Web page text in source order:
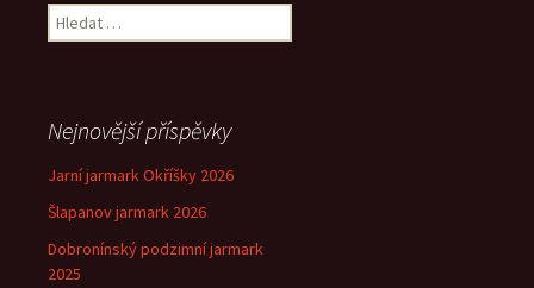
Vyhledávání
Nejnovější příspěvky
Jarní jarmark Okříšky 2026
Šlapanov jarmark 2026
Dobronínský podzimní jarmark
2025